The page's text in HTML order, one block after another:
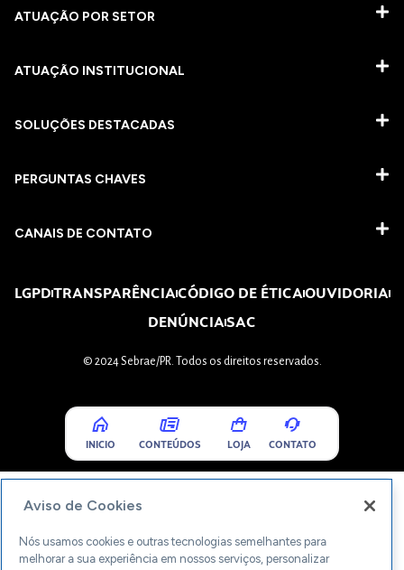
ATUAÇÃO POR SETOR
ATUAÇÃO INSTITUCIONAL
SOLUÇÕES DESTACADAS
PERGUNTAS CHAVES​
CANAIS DE CONTATO
LGPDTRANSPARÊNCIACÓDIGO DE ÉTICAOUVIDORIA
DENÚNCIASAC
© 2024 Sebrae/PR. Todos os direitos reservados.
INICIO CONTEÚDOS LOJA CONTATO
Aviso de Cookies
Nós usamos cookies e outras tecnologias semelhantes para
melhorar a sua experiência em nossos serviços, personalizar